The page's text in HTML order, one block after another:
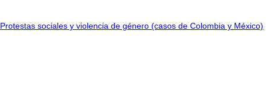
Protestas sociales y violencia de género (casos de Colombia y México)